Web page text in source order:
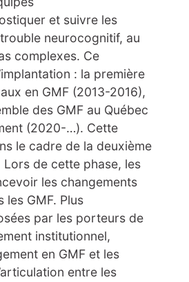
et suivre les
neurocognitif, au
complexes. Ce
: la première
en GMF (2013-2016),
des GMF au Québec
(2020-…). Cette
le cadre de la deuxième
Lors de cette phase, les
les changements
GMF. Plus
par les porteurs de
institutionnel,
en GMF et les
entre les